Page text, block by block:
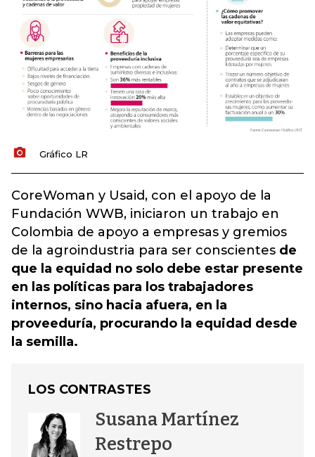
Gráfico LR
CoreWoman y Usaid, con el apoyo de la
Fundación WWB, iniciaron un trabajo en
Colombia de apoyo a empresas y gremios
de la agroindustria para ser conscientes de
que la equidad no solo debe estar presente
en las políticas para los trabajadores
internos, sino hacia afuera, en la
proveeduría, procurando la equidad desde
la semilla.
LOS CONTRASTES
Susana Martínez
Restrepo